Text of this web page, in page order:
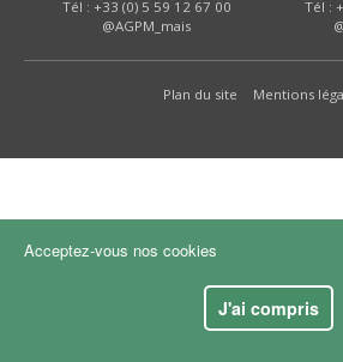
GERM-SERVICES
EMPLOI
Tél : +33 (0) 5 59 12 67 00
@AGPM_mais
Tél :
Plan du site Mentions
Acceptez-vous nos cookies
J'ai compris